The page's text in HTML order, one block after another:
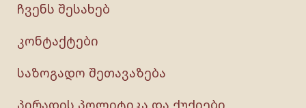
ჩვენს შესახებ
კონტაქტები
საზოგადო შეთავაზება
პირადის პოლიტიკა და ქუქიები